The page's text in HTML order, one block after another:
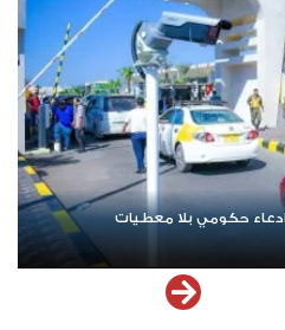
ادعاء حكومي بلا معطيات